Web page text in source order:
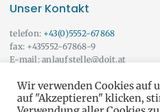
Unser Kontakt
telefon: +43(0)5552-67868
fax: +435552-67868-9
E-mail: anlaufstelle@doit.at
Wir beraten Sie auch gerne
Vereinbaren Sie doch einfach einen
Wir verwenden Cookies auf
auf "Akzeptieren" klicken,